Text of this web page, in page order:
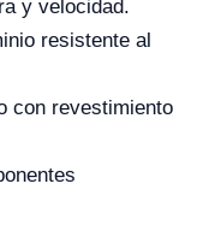
y velocidad.
resistente al
con revestimiento